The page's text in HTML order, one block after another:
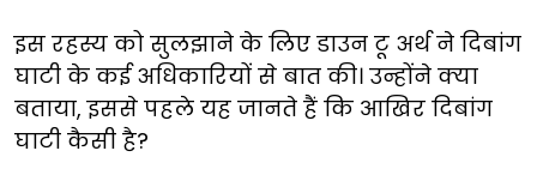
इस रहस्य को सुलझाने के लिए डाउन टू अर्थ ने दिबांग
घाटी के कई अधिकारियों से बात की। उन्होंने क्या
बताया, इससे पहले यह जानते हैं कि आखिर दिबांग
घाटी कैसी है?